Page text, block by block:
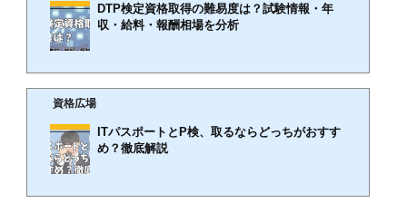
DTP検定資格取得の難易度は？試験情報・年
収・給料・報酬相場を分析
る資格です。DTP検定資格取得者は他にもDTPデザイナー、DTPオペレーターと呼ばれており
ます。DTP検定の資格は「民間資格」です。資格広場は、DTP検定になるには？DTP検定なる
ためには？DTP検定になりたいを応援しております。稼げる・儲かる資格おすすめランキング
TOP12！取得難易度や収入アップ・副業でも活用できる資格を徹底比較【2024年最新】DTP検
定に必要な知識・受験資格雑誌や書籍、カタログ、パンフレットといった商業印刷物を作るう
資格広場
ITパスポートとP検、取るならどっちがおすす
め？徹底解説